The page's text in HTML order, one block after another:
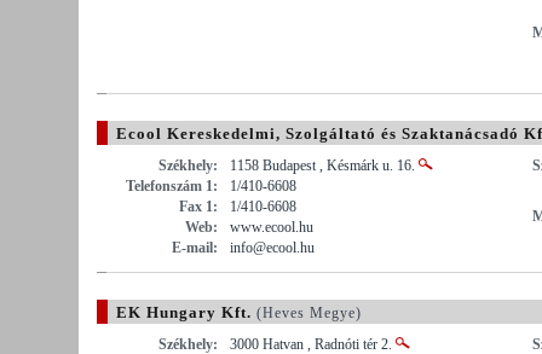
Ecool Kereskedelmi, Szolgáltató és Szaktanácsadó
Székhely:
1158 Budapest , Késmárk u. 16.
Telefonszám 1:
1/410-6608
Fax 1:
1/410-6608
Web:
www.ecool.hu
E-mail:
info@ecool.hu
EK Hungary Kft. (Heves Megye)
Székhely:
3000 Hatvan , Radnóti tér 2.